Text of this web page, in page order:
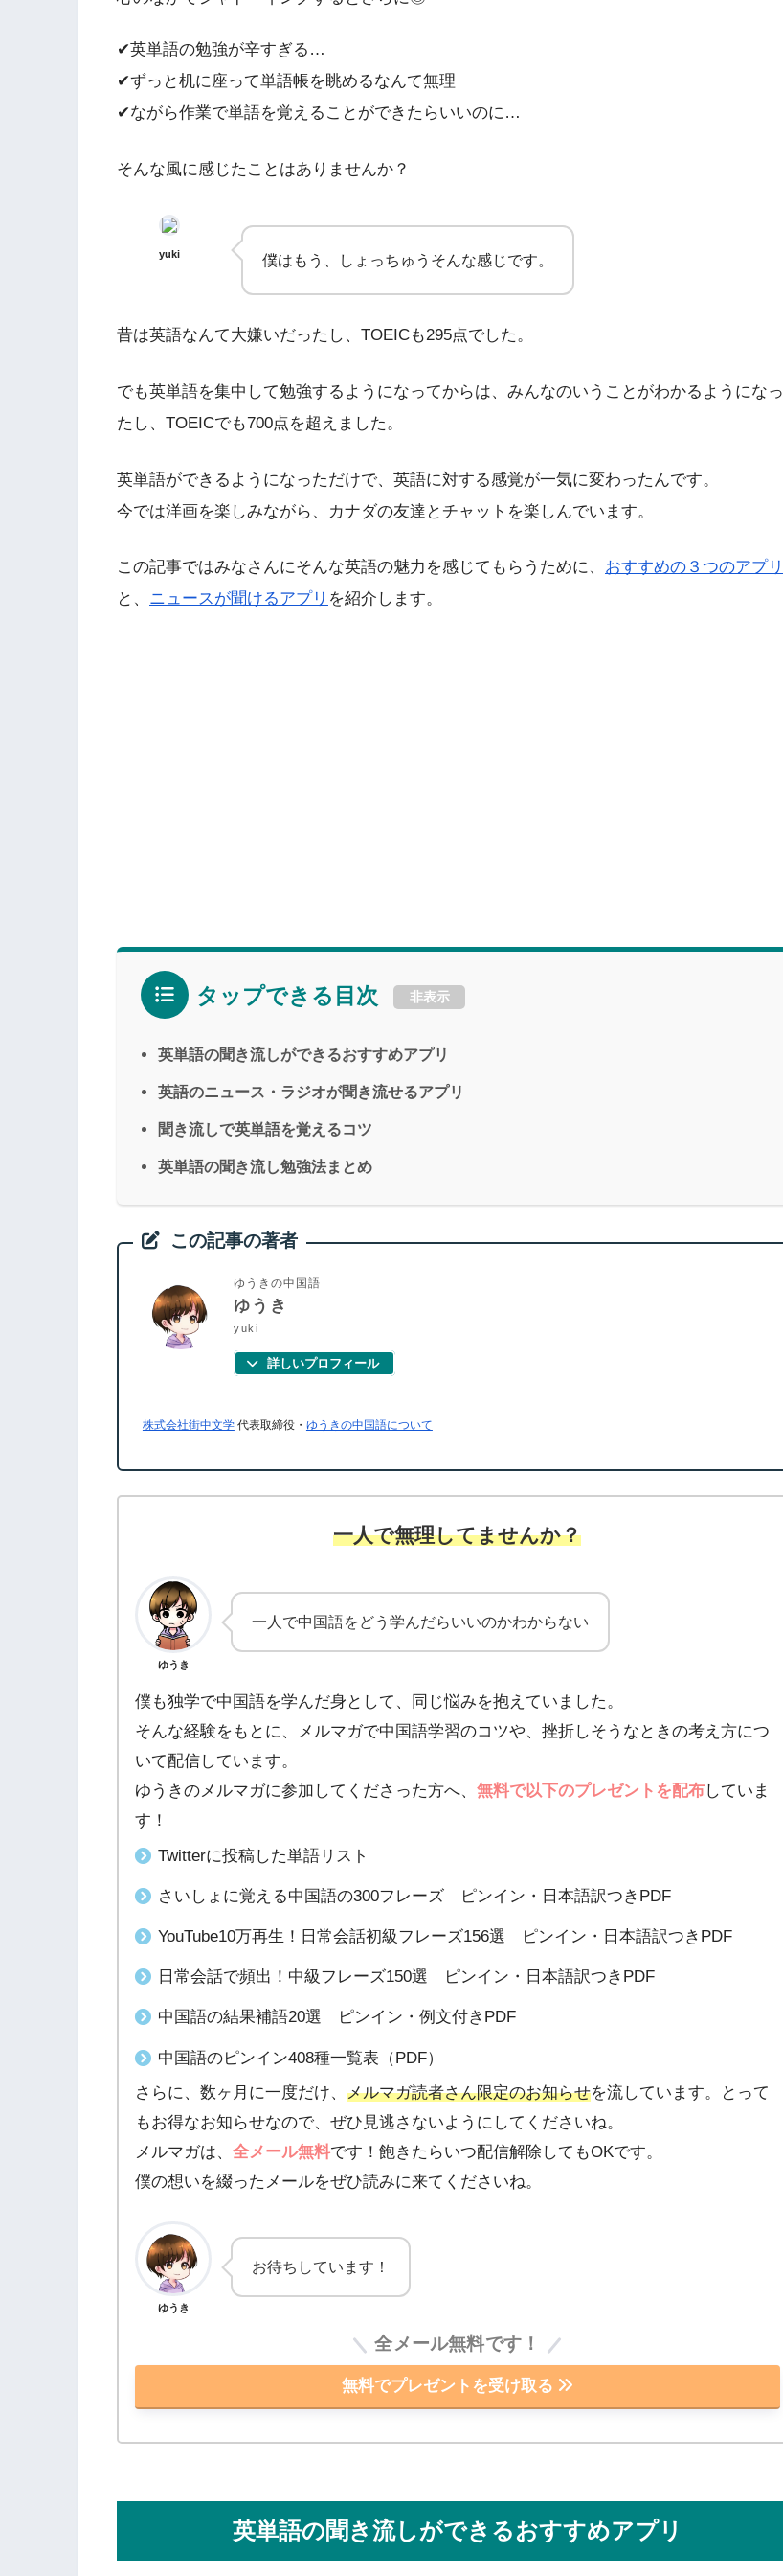
✔英単語の勉強が辛すぎる…
✔ずっと机に座って単語帳を眺めるなんて無理
✔ながら作業で単語を覚えることができたらいいのに…
そんな風に感じたことはありませんか？
yuki 僕はもう、しょっちゅうそんな感じです。
昔は英語なんて大嫌いだったし、TOEICも295点でした。
でも英単語を集中して勉強するようになってからは、みんなのいうことがわかるようになっ
たし、TOEICでも700点を超えました。
英単語ができるようになっただけで、英語に対する感覚が一気に変わったんです。
今では洋画を楽しみながら、カナダの友達とチャットを楽しんでいます。
この記事ではみなさんにそんな英語の魅力を感じてもらうために、 おすすめの３つのアプリ
と、 ニュースが聞けるアプリ を紹介します。
タップできる目次 非表示
英単語の聞き流しができるおすすめアプリ
英語のニュース・ラジオが聞き流せるアプリ
聞き流しで英単語を覚えるコツ
英単語の聞き流し勉強法まとめ
この記事の著者
ゆうきの中国語
ゆうき
yuki
詳しいプロフィール
株式会社街中文学代表取締役・ ゆうきの中国語について
一人で無理してませんか？
ゆうき
一人で中国語をどう学んだらいいのかわからない
僕も独学で中国語を学んだ身として、同じ悩みを抱えていました。
そんな経験をもとに、メルマガで中国語学習のコツや、挫折しそうなときの考え方につ
いて配信しています。
ゆうきのメルマガに参加してくださった方へ、無料で以下のプレゼントを配布していま
す！
Twitterに投稿した単語リスト
さいしょに覚える中国語の300フレーズ ピンイン・日本語訳つきPDF
YouTube10万再生！日常会話初級フレーズ156選 ピンイン・日本語訳つきPDF
日常会話で頻出！中級フレーズ150選 ピンイン・日本語訳つきPDF
中国語の結果補語20選 ピンイン・例文付きPDF
中国語のピンイン408種一覧表（PDF）
さらに、数ヶ月に一度だけ、メルマガ読者さん限定のお知らせを流しています。とって
もお得なお知らせなので、ぜひ見逃さないようにしてくださいね。
メルマガは、全メール無料です！飽きたらいつ配信解除してもOKです。
僕の想いを綴ったメールをぜひ読みに来てくださいね。
ゆうき
お待ちしています！
全メール無料です！
無料でプレゼントを受け取る
英単語の聞き流しができるおすすめアプリ